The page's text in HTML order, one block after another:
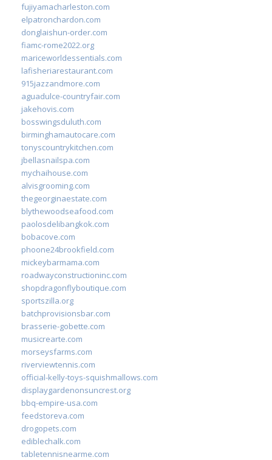
fujiyamacharleston.com
elpatronchardon.com
donglaishun-order.com
fiamc-rome2022.org
mariceworldessentials.com
lafisheriarestaurant.com
915jazzandmore.com
aguadulce-countryfair.com
jakehovis.com
bosswingsduluth.com
birminghamautocare.com
tonyscountrykitchen.com
jbellasnailspa.com
mychaihouse.com
alvisgrooming.com
thegeorginaestate.com
blythewoodseafood.com
paolosdelibangkok.com
bobacove.com
phoone24brookfield.com
mickeybarmama.com
roadwayconstructioninc.com
shopdragonflyboutique.com
sportszilla.org
batchprovisionsbar.com
brasserie-gobette.com
musicrearte.com
morseysfarms.com
riverviewtennis.com
official-kelly-toys-squishmallows.com
displaygardenonsuncrest.org
bbq-empire-usa.com
feedstoreva.com
drogopets.com
ediblechalk.com
tabletennisnearme.com